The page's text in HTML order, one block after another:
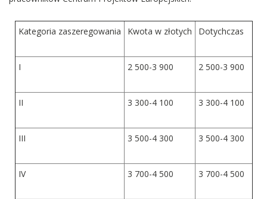
Kategoria zaszeregowania Kwota w złotych Dotychczas
I 2 500-3 900 2 500-3 900
II 3 300-4 100 3 300-4 100
III 3 500-4 300 3 500-4 300
IV 3 700-4 500 3 700-4 500